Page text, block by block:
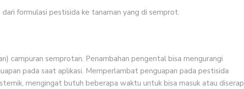
formulasi pestisida ke tanaman yang di semprot.
campuran semprotan. Penambahan pengental bisa mengurangi
pada saat aplikasi. Memperlambat penguapan pada pestisida
mengingat butuh beberapa waktu untuk bisa masuk atau diserap